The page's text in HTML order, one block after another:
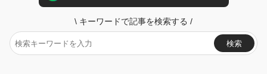
\ キーワードで記事を検索する /
検索